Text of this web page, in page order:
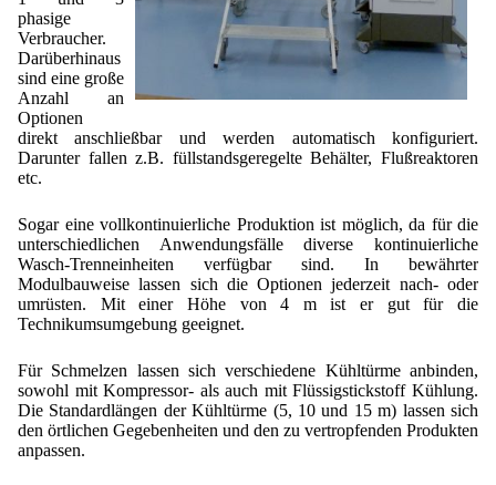
Staubreduktion
Angebotsanfrage
Powering Green Chemistry with Microspheres and
Microcapsules
Shaping of Alginate–Silica Hybrid Materials
Recovery of cobalt from dilute aqueous solutions
Development of alumina microspheres with controlled
size and shape
Prilling technology at Gala
Mikrokugeln für Instant-Getränkepulver
A Leap Forward to Shaping Better Products –
Microencapsulation and Microgranulation
Drip Casting Technologies at BRACE - An overview
(Movie)
Bestätigungsseite Anfrage
Bestätigungsseite Bewertung
Bestätigungsseite Registrierung
Account Aktiviert
Passwort vergessen
phasige
Verbraucher.
Darüberhinaus
sind eine große
Anzahl an
Optionen
direkt anschließbar und werden automatisch konfiguriert.
Darunter fallen z.B. füllstandsgeregelte Behälter, Flußreaktoren
etc.
Sogar eine vollkontinuierliche Produktion ist möglich, da für die
unterschiedlichen Anwendungsfälle diverse kontinuierliche
Wasch-Trenneinheiten verfügbar sind. In bewährter
Modulbauweise lassen sich die Optionen jederzeit nach- oder
umrüsten. Mit einer Höhe von 4 m ist er gut für die
Technikumsumgebung geeignet.
Für Schmelzen lassen sich verschiedene Kühltürme anbinden,
sowohl mit Kompressor- als auch mit Flüssigstickstoff Kühlung.
Die Standardlängen der Kühltürme (5, 10 und 15 m) lassen sich
den örtlichen Gegebenheiten und den zu vertropfenden Produkten
anpassen.